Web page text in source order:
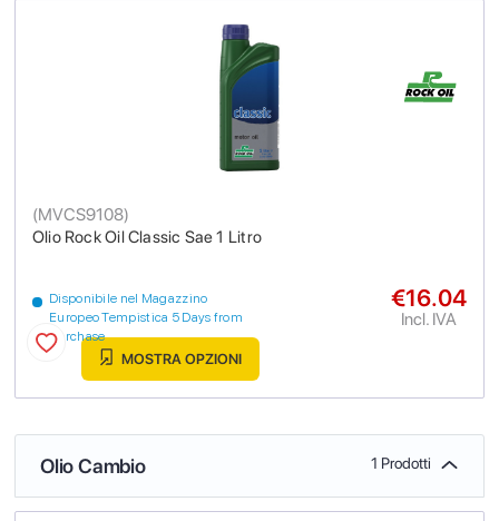
Olio Rock Oil Classic Sae 1 Litro
(MVCS9108)
Disponibile nel Magazzino
Europeo Tempistica 5 Days from
purchase
€16.04
Incl. IVA
MOSTRA OPZIONI
Olio Cambio 1 Prodotti